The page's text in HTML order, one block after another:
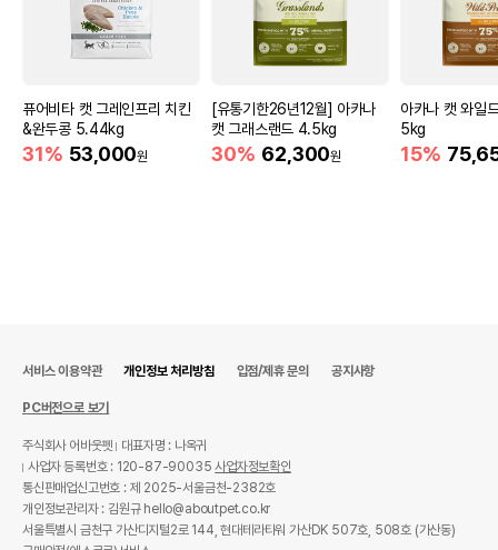
퓨어비타 캣 그레인프리 치킨
&완두콩 5.44kg
31% 53,000원
[유통기한26년12월] 아카나
캣 그래스랜드 4.5kg
30% 62,300원
아카나 캣 와일
5kg
15%
서비스 이용약관 개인정보 처리방침 입점/제휴 문의 공지사항
PC버전으로 보기
주식회사 어바웃펫
대표자명 : 나옥귀
사업자 등록번호 : 120-87-90035사업자정보확인
통신판매업신고번호 : 제 2025-서울금천-2382호
개인정보관리자 : 김원규 hello@aboutpet.co.kr
서울특별시 금천구 가산디지털2로 144, 현대테라타워 가산DK 507호, 508호 (가산동)